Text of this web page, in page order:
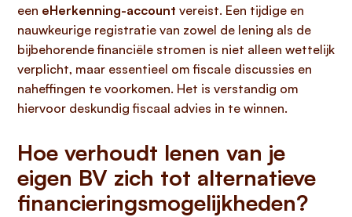
een eHerkenning-account vereist. Een tijdige en
nauwkeurige registratie van zowel de lening als de
bijbehorende financiële stromen is niet alleen wettelijk
verplicht, maar essentieel om fiscale discussies en
naheffingen te voorkomen. Het is verstandig om
hiervoor deskundig fiscaal advies in te winnen.
Hoe verhoudt lenen van je
eigen BV zich tot alternatieve
financieringsmogelijkheden?